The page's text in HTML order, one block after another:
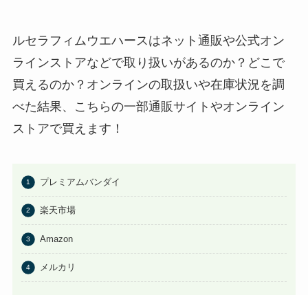
ルセラフィムウエハースはネット通販や公式オン
ラインストアなどで取り扱いがあるのか？どこで
買えるのか？オンラインの取扱いや在庫状況を調
べた結果、こちらの一部通販サイトやオンライン
ストアで買えます！
プレミアムバンダイ
楽天市場
Amazon
メルカリ